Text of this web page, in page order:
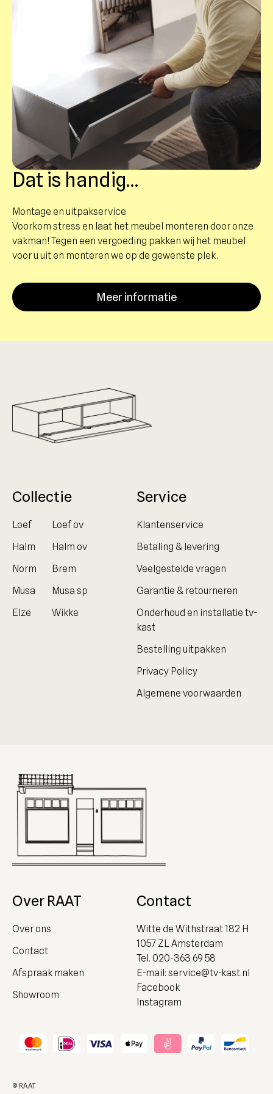
een apparaat dat wat extra diepte nodig heeft.
Daarnaast heeft zowel de tussenwand als de
bodemplaat in elk vak een ronde kabeldoorvoer.
vandaar dat het bij deze optie niet mogelijk is.
Dat is handig…
Montage en uitpakservice
Voorkom stress en laat het meubel monteren door onze
vakman! Tegen een vergoeding pakken wij het meubel
voor u uit en monteren we op de gewenste plek.
Meer informatie
Collectie
Loef
Loef ov
Halm
Halm ov
Norm
Brem
Musa
Musa sp
Elze
Wikke
Service
Klantenservice
Betaling & levering
Veelgestelde vragen
Garantie & retourneren
Onderhoud en installatie tv-
kast
Bestelling uitpakken
Privacy Policy
Algemene voorwaarden
Over RAAT
Over ons
Contact
Afspraak maken
Showroom
Contact
Witte de Withstraat 182 H
1057 ZL Amsterdam
Tel. 020-363 69 58
E-mail: service@tv-kast.nl
Facebook
Instagram
© RAAT